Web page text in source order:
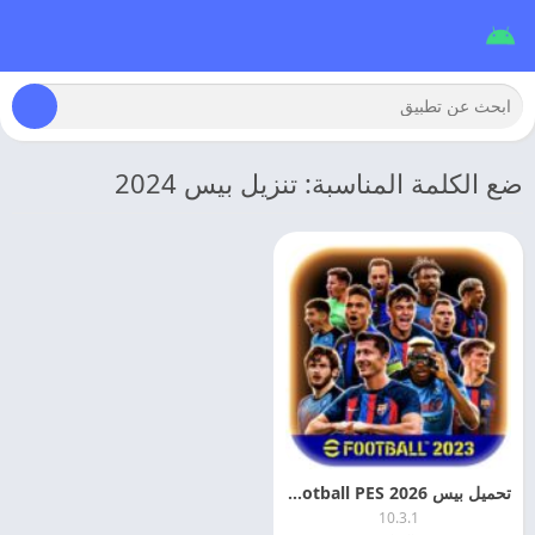
ضع الكلمة المناسبة: تنزيل بيس 2024
تحميل بيس eFootball PES 2026 اخر تحديث مجانا
10.3.1